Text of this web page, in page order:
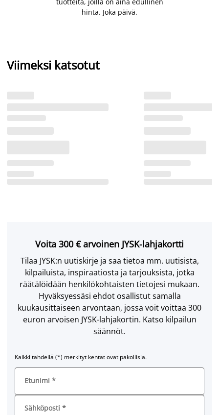
tuotteita, joilla on aina edullinen
hinta. Joka päivä.
Viimeksi katsotut
Voita 300 € arvoinen JYSK-lahjakortti
Tilaa JYSK:n uutiskirje ja saa tietoa mm. uutisista,
kilpailuista, inspiraatiosta ja tarjouksista, jotka
räätälöidään henkilökohtaisten tietojesi mukaan.
Hyväksyessäsi ehdot osallistut samalla
kuukausittaiseen arvontaan, jossa voit voittaa 300
euron arvoisen JYSK-lahjakortin. Katso kilpailun
säännöt.
Kaikki tähdellä (*) merkityt kentät ovat pakollisia.
Etunimi *
Sähköposti *